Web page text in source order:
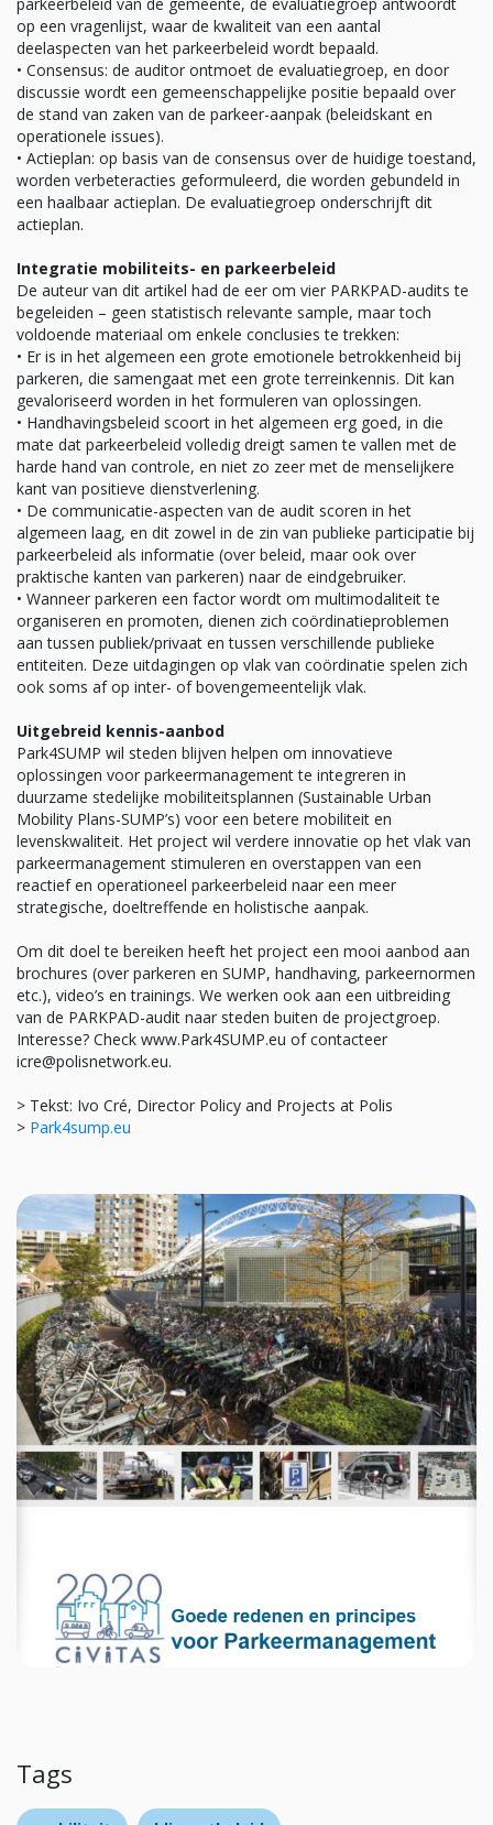
op een vragenlijst, waar de kwaliteit van een aantal
deelaspecten van het parkeerbeleid wordt bepaald.
• Consensus: de auditor ontmoet de evaluatiegroep, en door
discussie wordt een gemeenschappelijke positie bepaald over
de stand van zaken van de parkeer-aanpak (beleidskant en
operationele issues).
• Actieplan: op basis van de consensus over de huidige toestand,
worden verbeteracties geformuleerd, die worden gebundeld in
een haalbaar actieplan. De evaluatiegroep onderschrijft dit
actieplan.
Integratie mobiliteits- en parkeerbeleid
De auteur van dit artikel had de eer om vier PARKPAD-audits te
begeleiden – geen statistisch relevante sample, maar toch
voldoende materiaal om enkele conclusies te trekken:
• Er is in het algemeen een grote emotionele betrokkenheid bij
parkeren, die samengaat met een grote terreinkennis. Dit kan
gevaloriseerd worden in het formuleren van oplossingen.
• Handhavingsbeleid scoort in het algemeen erg goed, in die
mate dat parkeerbeleid volledig dreigt samen te vallen met de
harde hand van controle, en niet zo zeer met de menselijkere
kant van positieve dienstverlening.
• De communicatie-aspecten van de audit scoren in het
algemeen laag, en dit zowel in de zin van publieke participatie bij
parkeerbeleid als informatie (over beleid, maar ook over
praktische kanten van parkeren) naar de eindgebruiker.
• Wanneer parkeren een factor wordt om multimodaliteit te
organiseren en promoten, dienen zich coördinatieproblemen
aan tussen publiek/privaat en tussen verschillende publieke
entiteiten. Deze uitdagingen op vlak van coördinatie spelen zich
ook soms af op inter- of bovengemeentelijk vlak.
Uitgebreid kennis-aanbod
Park4SUMP wil steden blijven helpen om innovatieve
oplossingen voor parkeermanagement te integreren in
duurzame stedelijke mobiliteitsplannen (Sustainable Urban
Mobility Plans-SUMP’s) voor een betere mobiliteit en
levenskwaliteit. Het project wil verdere innovatie op het vlak van
parkeermanagement stimuleren en overstappen van een
reactief en operationeel parkeerbeleid naar een meer
strategische, doeltreffende en holistische aanpak.
Om dit doel te bereiken heeft het project een mooi aanbod aan
brochures (over parkeren en SUMP, handhaving, parkeernormen
etc.), video’s en trainings. We werken ook aan een uitbreiding
van de PARKPAD-audit naar steden buiten de projectgroep.
Interesse? Check www.Park4SUMP.eu of contacteer
icre@polisnetwork.eu.
> Tekst: Ivo Cré, Director Policy and Projects at Polis
> Park4sump.eu
Tags